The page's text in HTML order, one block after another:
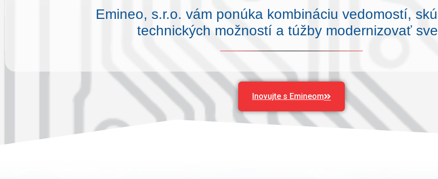
Emineo, s.r.o. vám ponúka kombináciu vedomostí,
technických možností a túžby modernizovať
Inovujte s Emineom